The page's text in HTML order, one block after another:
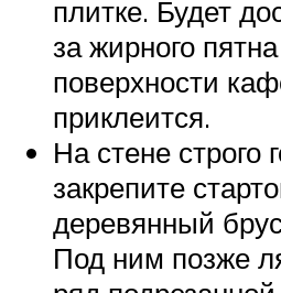
плитке. Будет
за жирного
поверхности
приклеится.
На стене строго
закрепите
деревянный
Под ним позже